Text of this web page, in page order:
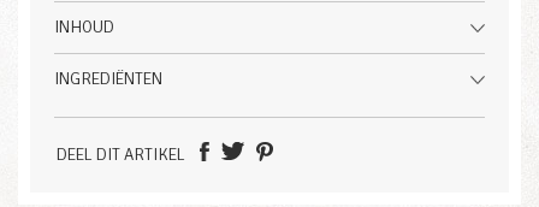
INHOUD
INGREDIËNTEN
DEEL DIT ARTIKEL